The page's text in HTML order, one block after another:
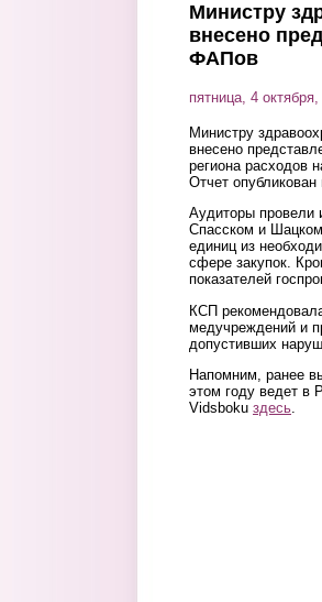
Министру
внесено
ФАПов
пятница, 4
Министру
внесено
региона расходов
Отчет
Аудиторы провели
Спасском и
единиц из
сфере закупок.
показателей
КСП
медучреждений и
допустивших
Напомним, ранее
этом году ведет в
Vidsboku здесь